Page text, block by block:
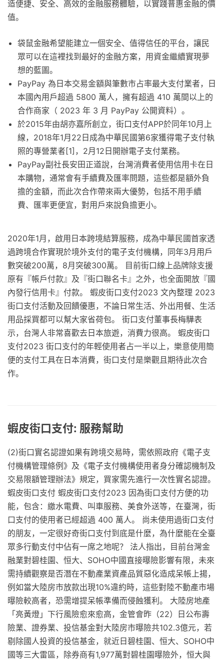
造便捷、安全、高效的金融服務體驗，以實踐普惠金融的價
值。
袋鼠金融希望能建立一個安全、值得信任的平台，讓民
眾可以在這裡找到最好的金融方案，用資金繼續實現夢
想的藍圖。
PayPay 為日本交易金額與筆數市占率最大支付業者，日
本國內用戶超過 5800 萬人，擁有超過 410 萬間以上的
合作商家（ 2023 年 3 月 PayPay 公開資料）。
於2015年由胡亦嘉所創立，街口支付APP於同年10月上
線，2018年1月22日成為中華民國第6家獲得電子支付執
照的專營業者[1]，2月12日開辦電子支付業務。
PayPay副社長安田正道說，台灣消費者使用信用卡在日
本購物，通常會有手續費及匯率問題，這些都是額外負
擔的金額，而此次合作帶來兩大優勢，包括不用手續
費、匯率更便宜，對用戶來說負擔更小。
2020年1月，啟用日本跨境結算服務，成為中華民國首家透
過跨境合作實現於境外支付的電子支付機構，同年3月用戶
數突破200萬，8月突破300萬。 目前街口線上品牌除支援
原有『帳戶付款』及『街口聯名卡』之外，也全面開放『國
內發行信用卡』付款。 蝦皮街口支付2023 文內整理 2023
街口支付活動及回饋優惠，不論日常生活、外出用餐、生活
用品採買都可以幫大家省荷包。 街口支付董事長梅驊表
示，台灣人非常喜歡去日本旅遊，消費力很高。 蝦皮街口
支付2023 街口支付的年輕使用者占一半以上，樂意使用簡
便的支付工具在日本消費，街口支付是樂觀且期待此次合
作。
蝦皮街口支付: 服務幫助
(2)街口實名認證如果有跨境交易時，需依照政府《電子支
付機構管理條例》及《電子支付機構使用者身分確認機制及
交易限額管理辦法》規定，買家需先進行一次性實名認證。
蝦皮街口支付 蝦皮街口支付2023 因為街口支付方便的功
能，包含：繳水電費、叫車服務、美食外送等，在臺灣，街
口支付的使用者已經超過 400 萬人。 尚未使用過街口支付
的朋友，一定很好奇街口支付到底是什麼，為什麼能在全臺
眾多行動支付中佔有一席之地呢？ 法人指出，目前台灣金
融業對碧桂園、恒大、SOHO中國直接曝險影響有限，未來
需持續觀察是否潛在不動產業資產品質惡化造成呆帳上揚，
例如當大陸房市放款出現10%違約時，這些對陸不動產市場
曝險較高者，恐需增提呆帳準備而侵蝕獲利。 大陸房地產
「亮黃燈」下行風險愈來愈高，金管會昨（22）日公布壽
險業、證券業、投信基金對大陸房市曝險共102.3億元，若
剔除國人投資的投信基金，就近日碧桂園、恒大、SOHO中
國等三大雷區，除券商有1,977萬對碧桂園曝險外，恒大與